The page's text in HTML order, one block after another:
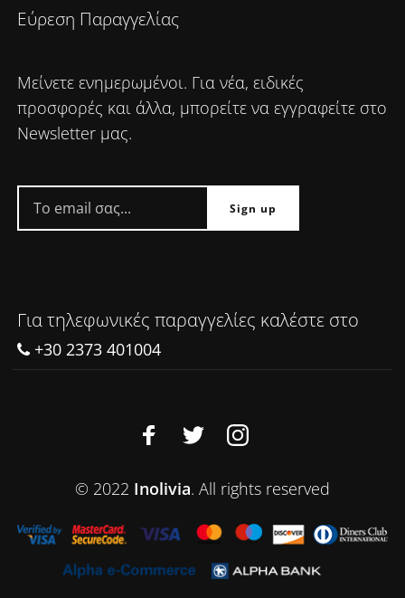
Εύρεση Παραγγελίας
Μείνετε ενημερωμένοι. Για νέα, ειδικές
προσφορές και άλλα, μπορείτε να εγγραφείτε στο
Newsletter μας.
Για τηλεφωνικές παραγγελίες καλέστε στο
+30 2373 401004
© 2022 Inolivia. All rights reserved